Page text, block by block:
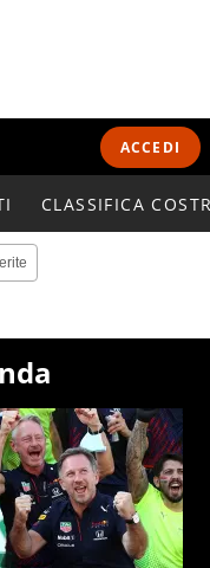
ACCEDI
CLASSIFICA